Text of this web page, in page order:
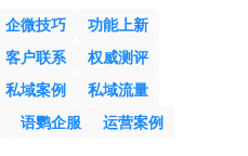
企微技巧
功能上新
客户联系
权威测评
私域案例
私域流量
语鹦企服 运营案例